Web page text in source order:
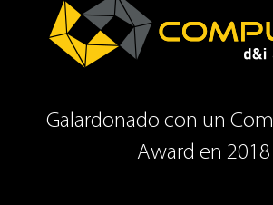
Galardonado con un
Award en 2018